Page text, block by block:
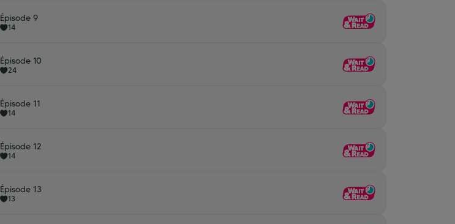
Épisode 9
14
Épisode 10
24
Épisode 11
14
Épisode 12
14
Épisode 13
13